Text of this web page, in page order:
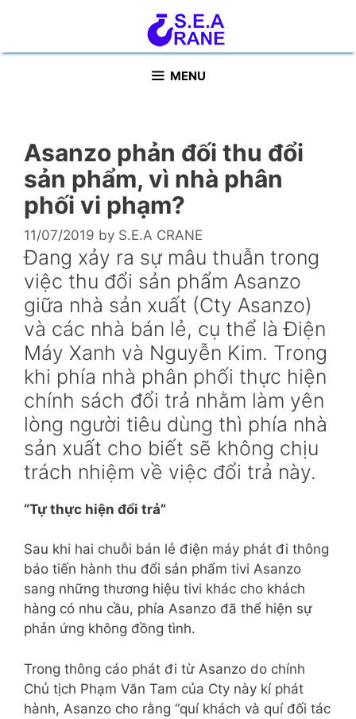
content
MENU
Asanzo phản đối thu đổi
sản phẩm, vì nhà phân
phối vi phạm?
11/07/2019 by S.E.A CRANE
Đang xảy ra sự mâu thuẫn trong
việc thu đổi sản phẩm Asanzo
giữa nhà sản xuất (Cty Asanzo)
và các nhà bán lẻ, cụ thể là Điện
Máy Xanh và Nguyễn Kim. Trong
khi phía nhà phân phối thực hiện
chính sách đổi trả nhằm làm yên
lòng người tiêu dùng thì phía nhà
sản xuất cho biết sẽ không chịu
trách nhiệm về việc đổi trả này.
“Tự thực hiện đổi trả”
Sau khi hai chuỗi bán lẻ điện máy phát đi thông
báo tiến hành thu đổi sản phẩm tivi Asanzo
sang những thương hiệu tivi khác cho khách
hàng có nhu cầu, phía Asanzo đã thể hiện sự
phản ứng không đồng tình.
Trong thông cáo phát đi từ Asanzo do chính
Chủ tịch Phạm Văn Tam của Cty này kí phát
hành, Asanzo cho rằng “quí khách và quí đối tác